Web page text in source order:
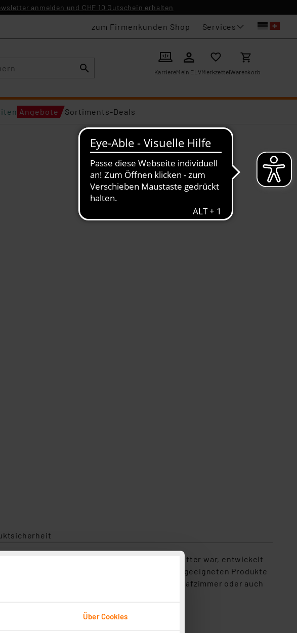
Über Cookies
anmelden und CHF 10 Gutschein erhalten
zum Firmenkunden Shop Services
KarriereMein ELVMerkzettelWarenkorb
Angebote Sortiments-Deals
paar Jahren noch eine Spielerei für Trendsetter war, entwickelt
für nahezu alle Räume und Umgebungen die geeigneten Produkte
der Küche oder im Bad, im Wohn- oder Schlafzimmer oder auch